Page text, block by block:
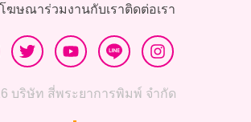
ฆษณาร่วมงานกับเราติดต่อเรา
บริษัท สี่พระยาการพิมพ์ จำกัด